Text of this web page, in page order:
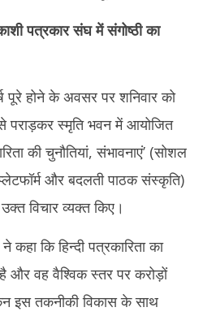
नहीं बल्कि समाज को दिशा देने वाली चेतना :
पत्रकार संघ में संगोष्ठी का
पूरे होने के अवसर पर शनिवार को
स्मृति भवन में आयोजित
की चुनौतियां, संभावनाएं’ (सोशल
और बदलती पाठक संस्कृति)
विचार व्यक्त किए।
कहा कि हिन्दी पत्रकारिता का
और वह वैश्विक स्तर पर करोड़ों
इस तकनीकी विकास के साथ